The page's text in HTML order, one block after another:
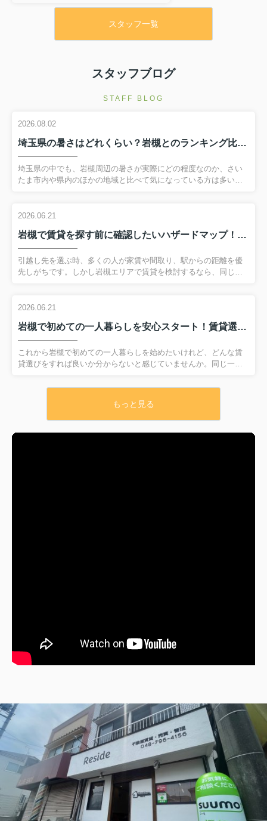
スタッフ一覧
スタッフブログ
STAFF BLOG
2026.08.02
埼玉県の暑さはどれくらい？岩槻とのランキング比較で特徴を解説
埼玉県の中でも、岩槻周辺の暑さが実際にどの程度なのか、さい
たま市内や県内のほかの地域と比べて気になっている方は多いの
やすさは少しずつ変わります。そこで本記事では、気象庁の観測
ンキングの大まかな位置づけと、岩槻エリアの特徴をわかりやす
く整理していきます。通勤や通学、日々の買い物など、これから
の暮らしを具体的に思い浮かべながら読み進めていただくこと
で、岩槻での住まい選びを検討する際の判断材料として役立てて
2026.06.21
岩槻で賃貸を探す前に確認したいハザードマップ！安心して暮らすための災害リスク対策
引越し先を選ぶ時、多くの人が家賃や間取り、駅からの距離を優
先しがちです。しかし岩槻エリアで賃貸を検討するなら、同じく
めハザードマップを確認しておくことが、日々の安心につながり
マップの具体的な見方、そして賃貸選びのポイントまで、初めて
の方でも分かりやすいよう順を追って解説します。自分と家族を
守るために、引越し前にチェックしておきたいポイントを一緒に
整理していきましょう。 【目次】・岩槻で賃貸探し前に知るべき
2026.06.21
岩槻で初めての一人暮らしを安心スタート！賃貸選びのコツと予算の考え方を解説
これから岩槻で初めての一人暮らしを始めたいけれど、どんな賃
貸選びをすれば良いか分からないと感じていませんか。同じ一人
の暮らしやすさは大きく変わります。そこでこの記事では、岩槻
入居準備までを順番に分かりやすく解説します。初めての部屋探
しで失敗しないために、賃料相場の目安や予算シミュレーショ
ン、物件条件の考え方など、押さえておきたいポイントを具体的
もっと見る